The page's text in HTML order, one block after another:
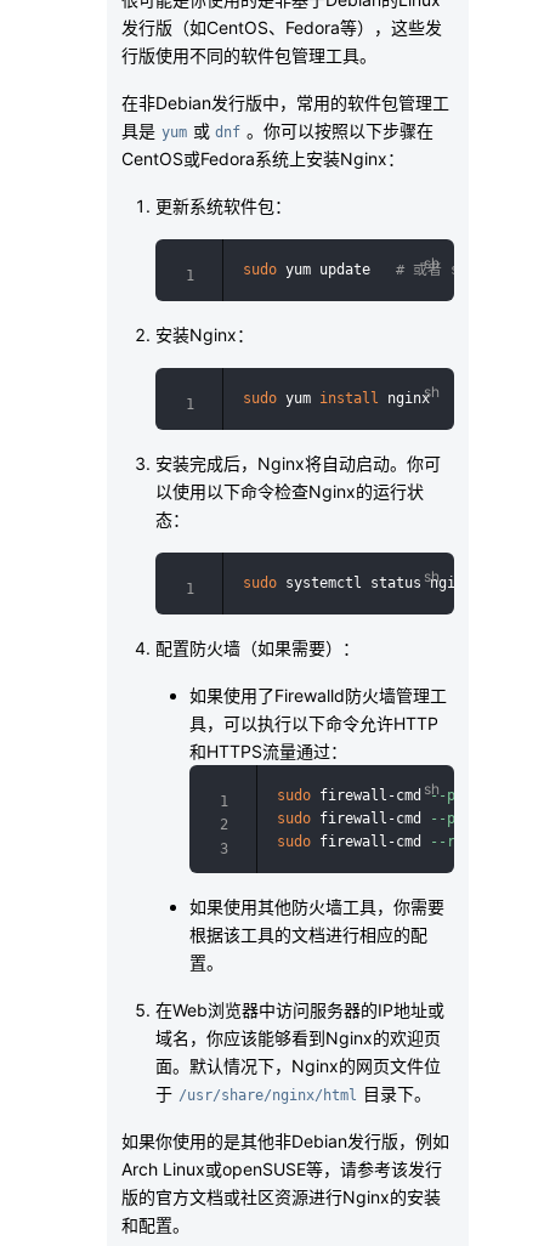
发行版（如CentOS、Fedora等），这些发
行版使用不同的软件包管理工具。
在非Debian发行版中，常用的软件包管理工
具是 yum 或 dnf 。你可以按照以下步骤在
CentOS或Fedora系统上安装Nginx：
更新系统软件包：
sudo yum update # 或者 sudo dnf
安装Nginx：
sudo yum install nginx
安装完成后，Nginx将自动启动。你可
以使用以下命令检查Nginx的运行状
态：
sudo
配置防火墙（如果需要）：
如果使用了Firewalld防火墙管理工
具，可以执行以下命令允许HTTP
和HTTPS流量通过：
sudo firewall-cmd --permanent
sudo firewall-cmd --permanent
sudo firewall-cmd --reload
如果使用其他防火墙工具，你需要
根据该工具的文档进行相应的配
置。
在Web浏览器中访问服务器的IP地址或
域名，你应该能够看到Nginx的欢迎页
面。默认情况下，Nginx的网页文件位
于 /usr/share/nginx/html 目录下。
如果你使用的是其他非Debian发行版，例如
Arch Linux或openSUSE等，请参考该发行
版的官方文档或社区资源进行Nginx的安装
和配置。